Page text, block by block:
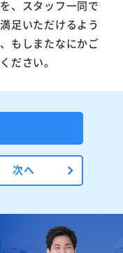
、スタッフ一同で
足いただけるよう
もしまたなにかご
ださい。
次へ